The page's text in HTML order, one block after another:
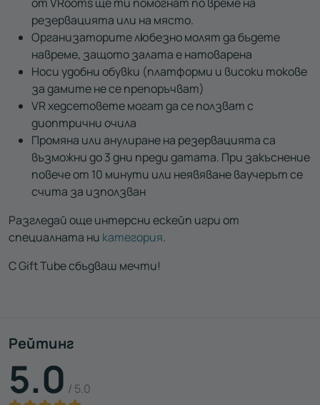
резервацията или на място.
Организаторите любезно молят да бъдете
навреме, защото залата е натоварена
Носи удобни обувки (платформи и високи токове
за дамите не се препоръчват)
VR хедсетовете могат да се ползват с
диоптрични очила
Промяна или анулиране на резервацията са
възможни до 3 дни преди датата. При закъснение
повече от 10 минути или неявяване ваучерът се
счита за използван
Разгледай още интерсни ескейп игри от
специалната ни категория.
С Gift Tube сбъдваш мечти!
Рейтинг
5.0 / 5.0